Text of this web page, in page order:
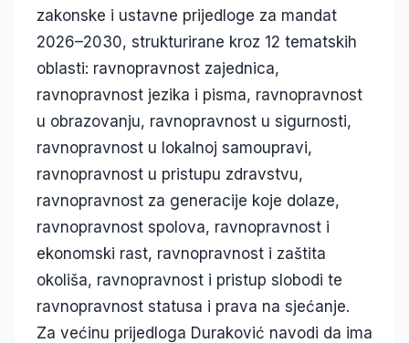
zakonske i ustavne prijedloge za mandat
2026–2030, strukturirane kroz 12 tematskih
oblasti: ravnopravnost zajednica,
ravnopravnost jezika i pisma, ravnopravnost
u obrazovanju, ravnopravnost u sigurnosti,
ravnopravnost u lokalnoj samoupravi,
ravnopravnost u pristupu zdravstvu,
ravnopravnost za generacije koje dolaze,
ravnopravnost spolova, ravnopravnost i
ekonomski rast, ravnopravnost i zaštita
okoliša, ravnopravnost i pristup slobodi te
ravnopravnost statusa i prava na sjećanje.
Za većinu prijedloga Duraković navodi da ima